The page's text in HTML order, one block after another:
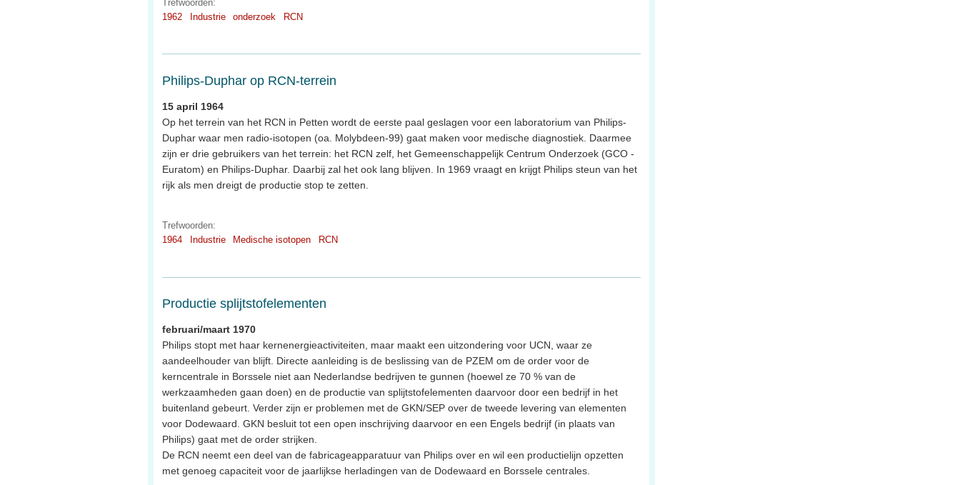
Trefwoorden:
1962
Industrie onderzoek RCN
Philips-Duphar op RCN-terrein
15 april 1964
Op het terrein van het RCN in Petten wordt de eerste paal geslagen voor een laboratorium van Philips-
Duphar waar men radio-isotopen (oa. Molybdeen-99) gaat maken voor medische diagnostiek. Daarmee
zijn er drie gebruikers van het terrein: het RCN zelf, het Gemeenschappelijk Centrum Onderzoek (GCO -
Euratom) en Philips-Duphar. Daarbij zal het ook lang blijven. In 1969 vraagt en krijgt Philips steun van het
rijk als men dreigt de productie stop te zetten.
Trefwoorden:
1964
Industrie Medische isotopen RCN
Productie splijtstofelementen
februari/maart 1970
Philips stopt met haar kernenergieactiviteiten, maar maakt een uitzondering voor UCN, waar ze
aandeelhouder van blijft. Directe aanleiding is de beslissing van de PZEM om de order voor de
kerncentrale in Borssele niet aan Nederlandse bedrijven te gunnen (hoewel ze 70 % van de
werkzaamheden gaan doen) en de productie van splijtstofelementen daarvoor door een bedrijf in het
buitenland gebeurt. Verder zijn er problemen met de GKN/SEP over de tweede levering van elementen
voor Dodewaard. GKN besluit tot een open inschrijving daarvoor en een Engels bedrijf (in plaats van
Philips) gaat met de order strijken.
De RCN neemt een deel van de fabricageapparatuur van Philips over en wil een productielijn opzetten
met genoeg capaciteit voor de jaarlijkse herladingen van de Dodewaard en Borssele centrales.